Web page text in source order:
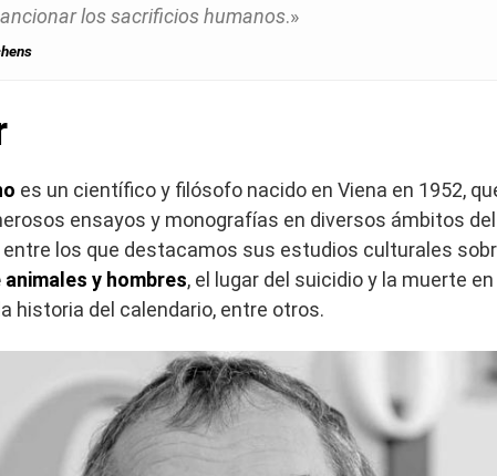
los sacrificios humanos.»
es un científico y filósofo nacido en Viena en 1952,
ensayos y monografías en diversos ámbitos del
los que destacamos sus estudios culturales
y hombres, el lugar del suicidio y la muerte en
historia del calendario, entre otros.